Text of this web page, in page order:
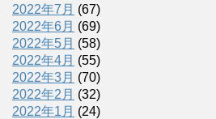
2022年7月 (67)
2022年6月 (69)
2022年5月 (58)
2022年4月 (55)
2022年3月 (70)
2022年2月 (32)
2022年1月 (24)